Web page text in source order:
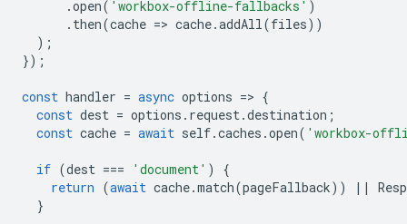
.open( 'workbox-offline-fallbacks' )
. then(cache => cache.addAll(files))
);
});
const handler = async options => {
const dest = options . request.destination ;
const cache = await self.caches .open( 'workbox-
if (dest === 'document' )
{
return (await cache.match(pageFallback)) ||
}